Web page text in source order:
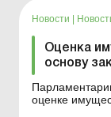
Новости |
Оценка
основу
оценке